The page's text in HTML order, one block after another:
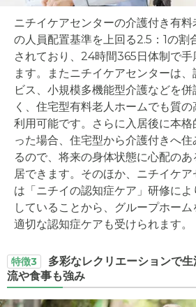
ニチイケアセンターの介護付き有
の人員配置基準を上回る2.5：1の割
されており、24時間365日体制で
ます。またニチイケアセンターは
ビス、小規模多機能型介護などを
く、住宅型有料老人ホームでも質
利用可能です。さらに入居後に本
った場合、住宅型から介護付きへ
るので、将来の身体状態に心配の
居できます。そのほか、ニチイケ
は「ニチイの認知症ケア」研修に
していることから、グループホー
適切な認知症ケアも受けられます。
特徴3
多彩なレクリエーションで
流や食事も強み